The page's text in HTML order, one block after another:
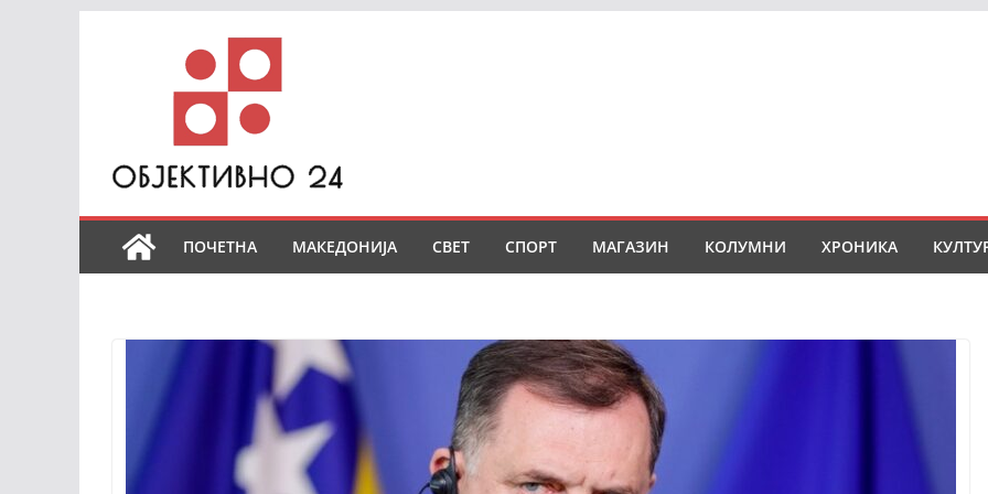
ПОЧЕТНА МАКЕДОНИЈА СВЕТ СПОРТ МАГАЗИН КОЛУМНИ ХРОНИКА